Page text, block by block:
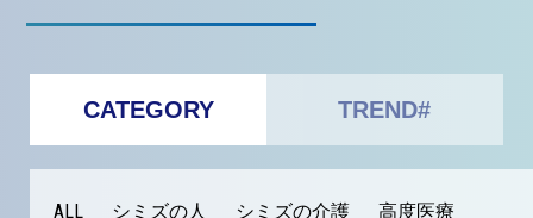
CATEGORY TREND#
ALL シミズの人 シミズの介護 高度医療